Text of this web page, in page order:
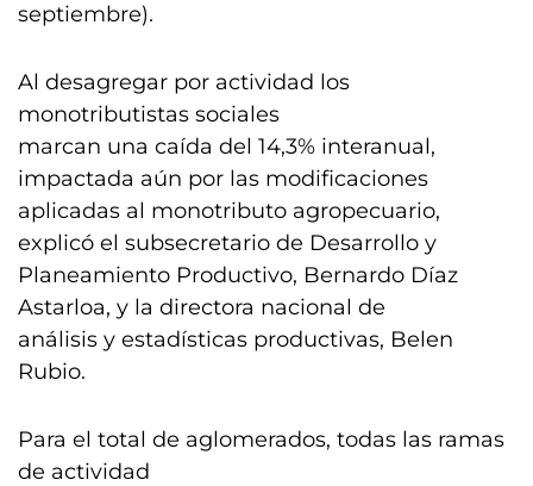
septiembre).
Al desagregar por actividad los
monotributistas sociales
marcan una caída del 14,3% interanual,
impactada aún por las modificaciones
aplicadas al monotributo agropecuario,
explicó el subsecretario de Desarrollo y
Planeamiento Productivo, Bernardo Díaz
Astarloa, y la directora nacional de
análisis y estadísticas productivas, Belen
Rubio.
Para el total de aglomerados, todas las ramas
de actividad